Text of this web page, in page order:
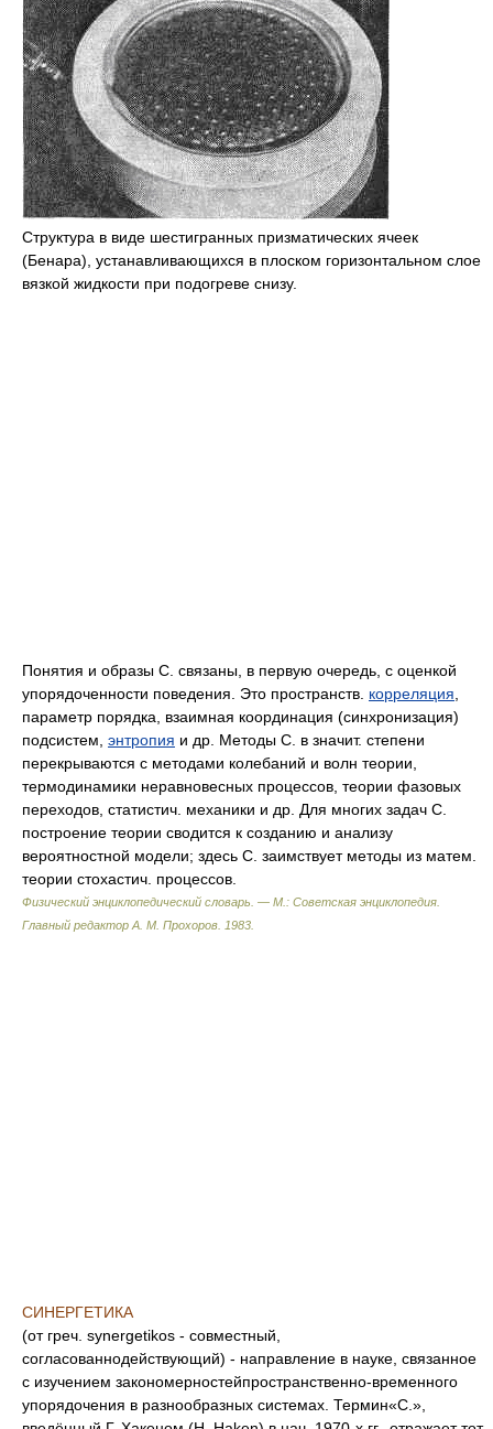
Структура в виде шестигранных призматических ячеек
(Бенара), устанавливающихся в плоском горизонтальном слое
вязкой жидкости при подогреве снизу.
Понятия и образы С. связаны, в первую очередь, с оценкой
упорядоченности поведения. Это пространств. корреляция
параметр порядка, взаимная координация (синхронизация)
подсистем, энтропия и др. Методы С. в значит. степени
перекрываются с методами колебаний и волн теории,
термодинамики неравновесных процессов, теории фазовых
переходов, статистич. механики и др. Для многих задач С.
построение теории сводится к созданию и анализу
вероятностной модели; здесь С. заимствует методы из матем.
теории стохастич. процессов.
Физический энциклопедический словарь. — М.: Советская энциклопедия
Главный редактор А. М. Прохоров 1983
СИНЕРГЕТИКА
(от греч. synergetikos - совместный,
согласованнодействующий) - направление в науке, связанное
с изучением закономерностейпространственно-временного
упорядочения в разнообразных системах. Термин«С.»,